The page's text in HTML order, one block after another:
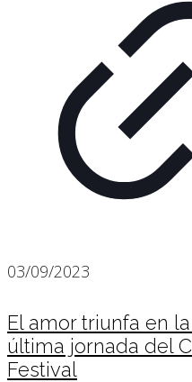
03/09/2023
El amor triunfa en
última jornada del
Festival